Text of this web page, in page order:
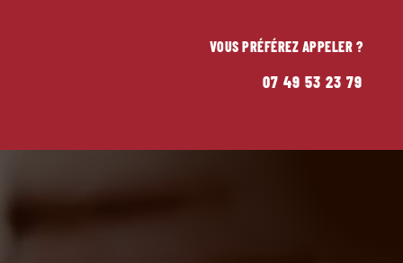
VOUS PRÉFÉREZ APPELER ?
07 49 53 23 79